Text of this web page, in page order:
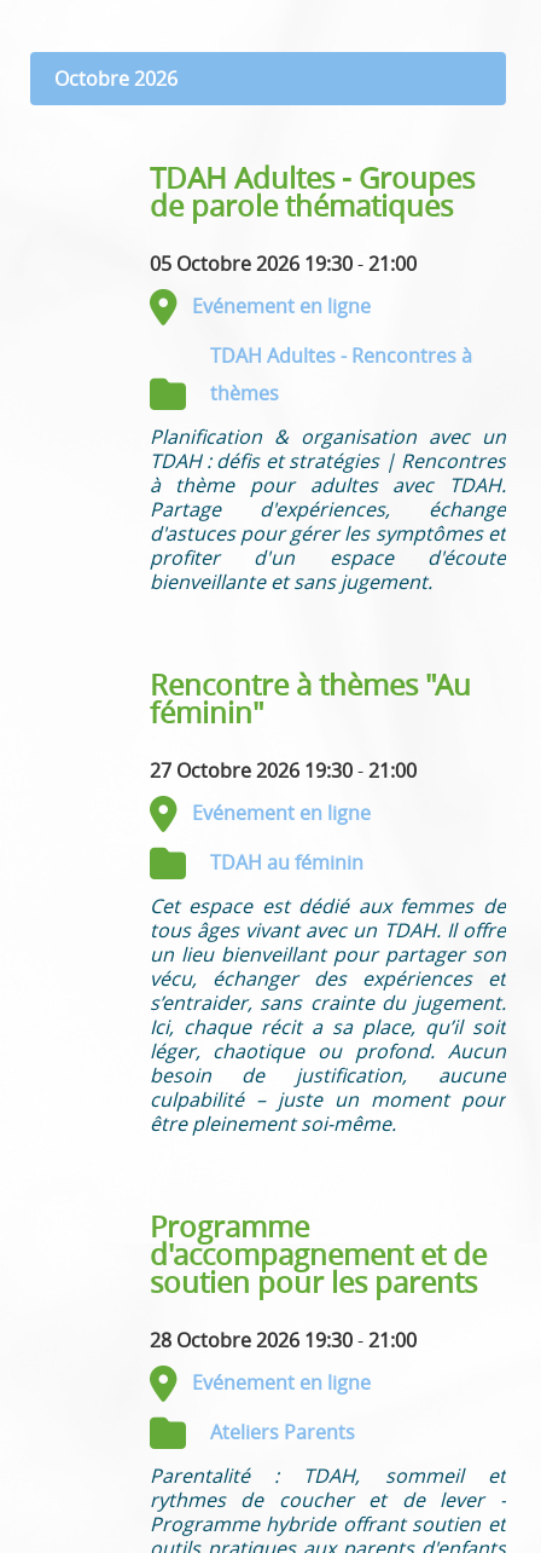
Octobre 2026
TDAH Adultes - Groupes
de parole thématiques
05 Octobre 2026 19:30 -21:00
Evénement en ligne
TDAH Adultes - Rencontres à
thèmes
Planification & organisation avec un
TDAH : défis et stratégies | Rencontres
à thème pour adultes avec TDAH.
Partage d'expériences, échange
d'astuces pour gérer les symptômes et
profiter d'un espace d'écoute
bienveillante et sans jugement.
Rencontre à thèmes "Au
féminin"
27 Octobre 2026 19:30 -21:00
Evénement en ligne
TDAH au féminin
Cet espace est dédié aux femmes de
tous âges vivant avec un TDAH. Il offre
un lieu bienveillant pour partager son
vécu, échanger des expériences et
s’entraider, sans crainte du jugement.
Ici, chaque récit a sa place, qu’il soit
léger, chaotique ou profond. Aucun
besoin de justification, aucune
culpabilité – juste un moment pour
être pleinement soi-même.
Programme
d'accompagnement et de
soutien pour les parents
28 Octobre 2026 19:30 -21:00
Evénement en ligne
Ateliers Parents
Parentalité : TDAH, sommeil et
rythmes de coucher et de lever -
Programme hybride offrant soutien et